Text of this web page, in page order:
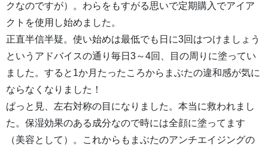
クなのですが）。わらをもすがる思いで定期購入でアイア
クトを使用し始めました。
正直半信半疑。使い始めは最低でも日に3回はつけましょう
というアドバイスの通り毎日3～4回、目の周りに塗ってい
ました。すると1か月たったころからまぶたの違和感が気に
ならなくなりました！
ぱっと見、左右対称の目になりました。本当に救われまし
た。保湿効果のある成分なので時には全顔に塗ってます
（美容として）。これからもまぶたのアンチエイジングの